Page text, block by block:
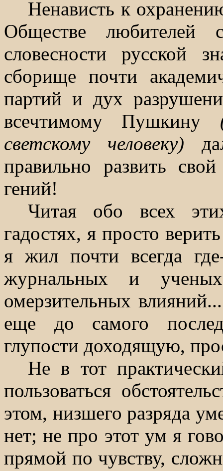
Ненависть к
Обществе любителей
словесности русской
сборище почти
партий и дух
всечтимому Пушкину
светскому человеку)
правильно развить
гений!
Читая обо всех
гадостях, я просто
я жил почти всегда
журнальных и
омерзительных
еще до самого
глупости доходящую,
Не в тот
пользоваться
этом, низшего разряда
нет; не про этот ум я
прямой по чувству,